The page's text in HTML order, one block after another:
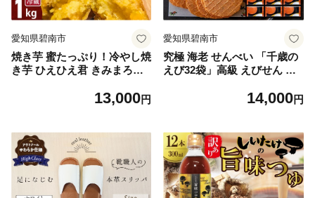
愛知県碧南市
焼き芋 蜜たっぷり！冷やし焼
き芋 ひえひえ君 きみまろこ
ードセレクション 金賞】 芋
13,000円
愛知県碧南市
究極 海老 せんべい 「千歳の
えび32袋」高級 えびせん 詰
べい おつまみ 海鮮 乾物 和菓
袋 海鮮せんべい えびせん家
族 人気 高リピート H011-096
14,000円